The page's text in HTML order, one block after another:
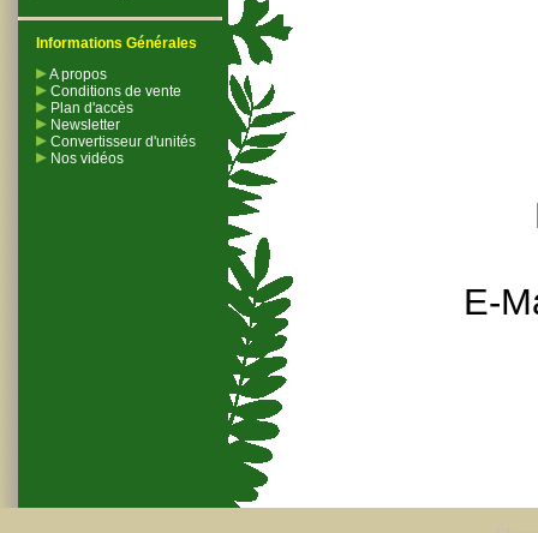
Informations Générales
A propos
Conditions de vente
Plan d'accès
Newsletter
Convertisseur d'unités
Nos vidéos
E-